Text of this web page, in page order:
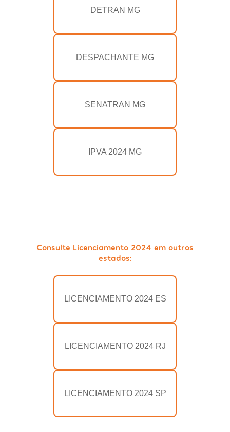
DETRAN MG
DESPACHANTE MG
SENATRAN MG
IPVA 2024 MG
Consulte Licenciamento 2024 em outros
estados:
LICENCIAMENTO 2024 ES
LICENCIAMENTO 2024 RJ
LICENCIAMENTO 2024 SP